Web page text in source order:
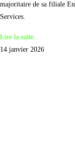
majoritaire de sa filiale
Services.
Lire la suite
14 janvier 2026